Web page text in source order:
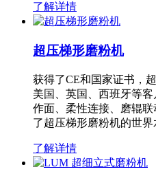
了解详情
超压梯形磨粉机
获得了CE和国家证书，
美国、英国、西班牙等
作面、柔性连接、磨辊
了超压梯形磨粉机的世
了解详情